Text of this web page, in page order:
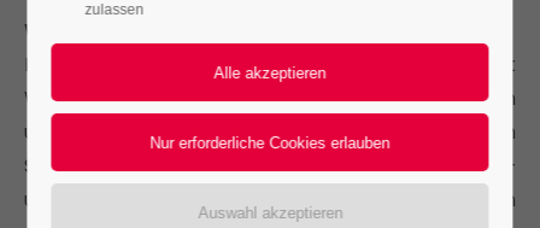
Anmelden
Register|Lost your password?
Support
Lorem ipsum dolor sit amet:
Warum eine Dachdämmung sinnvoll ist
Eine fachgerechte Dachdämmung reduziert
Wärmeverluste, senkt dauerhaft Ihre Heizkosten
und sorgt für ein angenehmes Wohnklima. Im
Sommer schützt sie vor Hitze, im Winter vor Kälte –
und steigert so nicht nur den Komfort, sondern
zulassen